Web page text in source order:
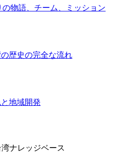
物語、チーム、ミッション
歴史の完全な流れ
地域開発
ナレッジベース